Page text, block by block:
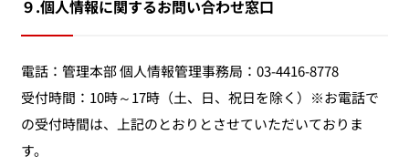
９.個人情報に関するお問い合わせ窓口
電話：管理本部 個人情報管理事務局：03-4416-8778
受付時間：10時～17時（土、日、祝日を除く）※お電話で
の受付時間は、上記のとおりとさせていただいておりま
す。